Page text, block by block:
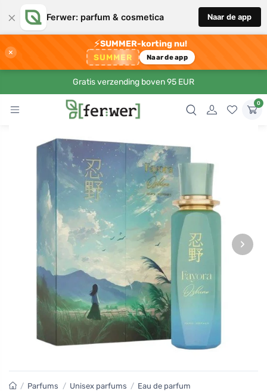
× Ferwer: parfum & cosmetica Naar de app
×
⚡SUMMER-korting nu!
SUMMER Naar de app
Gratis verzending boven 95 EUR
0
›
/ Parfums / Unisex parfums / Eau de parfum